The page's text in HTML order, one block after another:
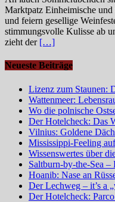
Marktpatz Einheimische und
und feiern gesellige
stimmungsvolle Kulisse ab
zieht der […]
Neueste Beiträge
Lizenz zum Staunen:
Wattenmeer:
Wo die polnische
Der Hotelcheck: Das
Vilnius: Goldene
Mississippi-Feeling
Wissenswertes über
Saltburn-by-the-Sea
Hoanib: Nase an
Der Lechweg – it’s a
Der Hotelcheck: